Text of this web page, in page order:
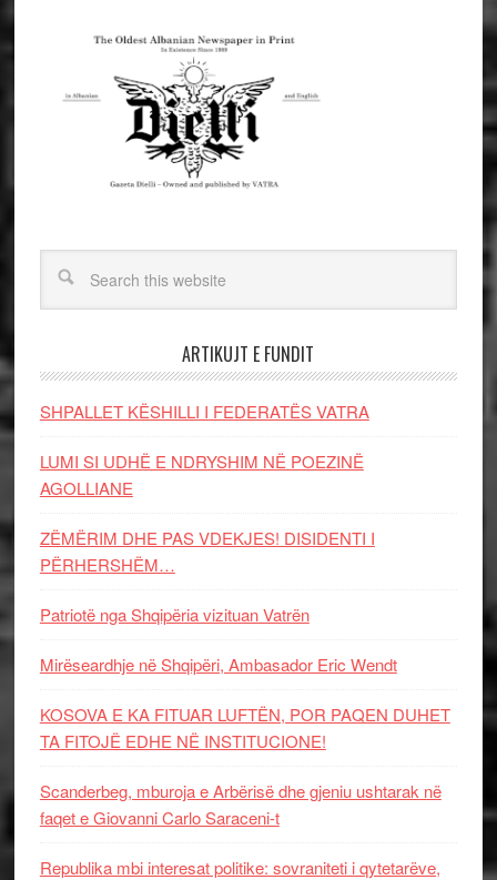
ARTIKUJT E FUNDIT
SHPALLET KËSHILLI I FEDERATËS VATRA
LUMI SI UDHË E NDRYSHIM NË POEZINË
AGOLLIANE
ZËMËRIM DHE PAS VDEKJES! DISIDENTI I
PËRHERSHËM…
Patriotë nga Shqipëria vizituan Vatrën
Mirëseardhje në Shqipëri, Ambasador Eric Wendt
KOSOVA E KA FITUAR LUFTËN, POR PAQEN DUHET
TA FITOJË EDHE NË INSTITUCIONE!
Scanderbeg, mburoja e Arbërisë dhe gjeniu ushtarak në
faqet e Giovanni Carlo Saraceni-t
Republika mbi interesat politike: sovraniteti i qytetarëve,